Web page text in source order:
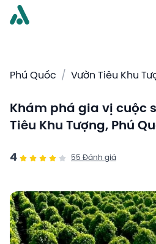
Phú Quốc / Vườn Tiêu Khu
Khám phá gia vị cuộc
Tiêu Khu Tượng, Phú
4 55 Đánh giá